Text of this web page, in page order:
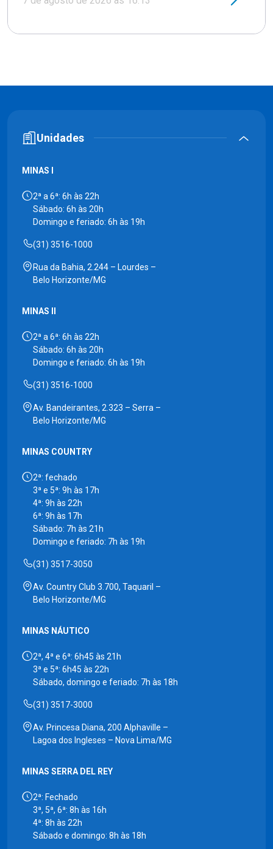
Unidades
MINAS I
2ª a 6ª: 6h às 22h
Sábado: 6h às 20h
Domingo e feriado: 6h às 19h
(31) 3516-1000
Rua da Bahia, 2.244 – Lourdes –
Belo Horizonte/MG
MINAS II
2ª a 6ª: 6h às 22h
Sábado: 6h às 20h
Domingo e feriado: 6h às 19h
(31) 3516-1000
Av. Bandeirantes, 2.323 – Serra –
Belo Horizonte/MG
MINAS COUNTRY
2ª: fechado
3ª e 5ª: 9h às 17h
4ª: 9h às 22h
6ª: 9h às 17h
Sábado: 7h às 21h
Domingo e feriado: 7h às 19h
(31) 3517-3050
Av. Country Club 3.700, Taquaril –
Belo Horizonte/MG
MINAS NÁUTICO
2ª, 4ª e 6ª: 6h45 às 21h
3ª e 5ª: 6h45 às 22h
Sábado, domingo e feriado: 7h às 18h
(31) 3517-3000
Av. Princesa Diana, 200 Alphaville –
Lagoa dos Ingleses – Nova Lima/MG
MINAS SERRA DEL REY
2ª: Fechado
3ª, 5ª, 6ª: 8h às 16h
4ª: 8h às 22h
Sábado e domingo: 8h às 18h